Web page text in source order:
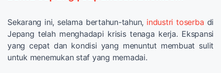
Sekarang ini, selama bertahun-tahun, industri toserba di
Jepang telah menghadapi krisis tenaga kerja. Ekspansi
yang cepat dan kondisi yang menuntut membuat sulit
untuk menemukan staf yang memadai.